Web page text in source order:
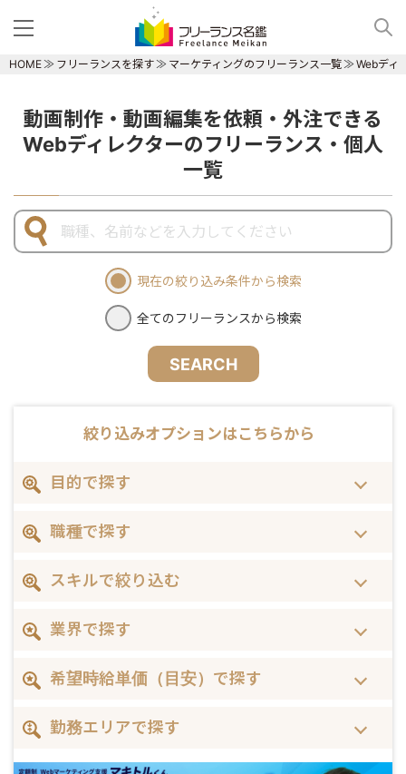
HOME フリーランスを探す マーケティングのフリーランス一覧 Webディ
動画制作・動画編集を依頼・外注できる
Webディレクターのフリーランス・個人
一覧
現在の絞り込み条件から検索
全てのフリーランスから検索
SEARCH
絞り込みオプションはこちらから
目的で探す
職種で探す
スキルで絞り込む
業界で探す
希望時給単価（目安）で探す
勤務エリアで探す